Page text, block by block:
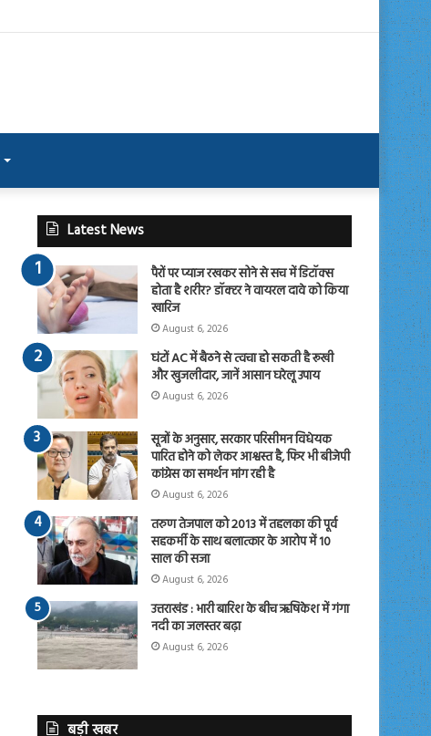
Latest News
पैरों पर प्याज रखकर सोने से सच में डिटॉक्स
होता है शरीर? डॉक्टर ने वायरल दावे को किया
खारिज
August 6, 2026
घंटों AC में बैठने से त्वचा हो सकती है रूखी
और खुजलीदार, जानें आसान घरेलू उपाय
August 6, 2026
सूत्रों के अनुसार, सरकार परिसीमन विधेयक
पारित होने को लेकर आश्वस्त है, फिर भी बीजेपी
कांग्रेस का समर्थन मांग रही है
August 6, 2026
तरुण तेजपाल को 2013 में तहलका की पूर्व
सहकर्मी के साथ बलात्कार के आरोप में 10
साल की सजा
August 6, 2026
उत्तराखंड : भारी बारिश के बीच ऋषिकेश में गंगा
नदी का जलस्तर बढ़ा
August 6, 2026
बड़ी खबर